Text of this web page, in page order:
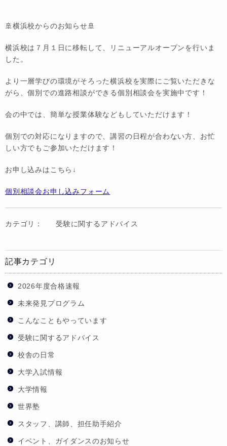
🚢横浜校からのお知らせ🚢
横浜校は７月１日に移転して、リニューアルオープンを行いま
した。
より一層学びの環境がそろった横浜校を実際にご覧いただきな
がら、個別での進路相談ができる個別相談会を実施中です！
会の中では、簡単な授業体験などもしていただけます！
個別での対応になりますので、講習の日程が合わない方、お忙
しい方でもご参加いただけます！
お申し込みはこちら↓
個別相談会お申し込みフォーム
カテゴリ： 受験に関するアドバイス
記事カテゴリ
2026年度合格速報
未来発見プログラム
こんなこともやっています
受験に関するアドバイス
校舎の日常
大学入試情報
大学情報
世界塾
スタッフ、講師、担任助手紹介
イベント、ガイダンスのお知らせ